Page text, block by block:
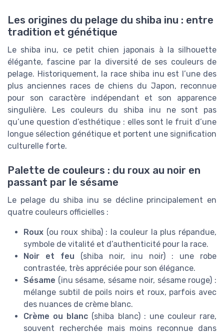
Les origines du pelage du shiba inu : entre
tradition et génétique
Le shiba inu, ce petit chien japonais à la silhouette
élégante, fascine par la diversité de ses couleurs de
pelage. Historiquement, la race shiba inu est l’une des
plus anciennes races de chiens du Japon, reconnue
pour son caractère indépendant et son apparence
singulière. Les couleurs du shiba inu ne sont pas
qu’une question d’esthétique : elles sont le fruit d’une
longue sélection génétique et portent une signification
culturelle forte.
Palette de couleurs : du roux au noir en
passant par le sésame
Le pelage du shiba inu se décline principalement en
quatre couleurs officielles :
Roux (ou roux shiba) : la couleur la plus répandue,
symbole de vitalité et d’authenticité pour la race.
Noir et feu (shiba noir, inu noir) : une robe
contrastée, très appréciée pour son élégance.
Sésame (inu sésame, sésame noir, sésame rouge) :
mélange subtil de poils noirs et roux, parfois avec
des nuances de crème blanc.
Crème ou blanc (shiba blanc) : une couleur rare,
souvent recherchée mais moins reconnue dans